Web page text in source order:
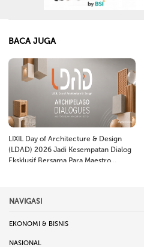
BACA JUGA
LIXIL Day of Architecture & Design
(LDAD) 2026 Jadi Kesempatan Dialog
Eksklusif Bersama Para Maestro
NAVIGASI
EKONOMI & BISNIS
NASIONAL